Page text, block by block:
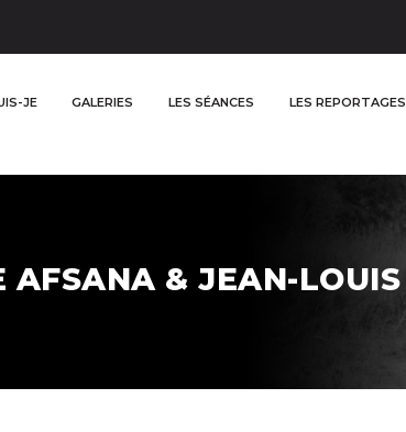
JE GALERIES LES SÉANCES LES REPORTAGES
AFSANA & JEAN-LOUIS